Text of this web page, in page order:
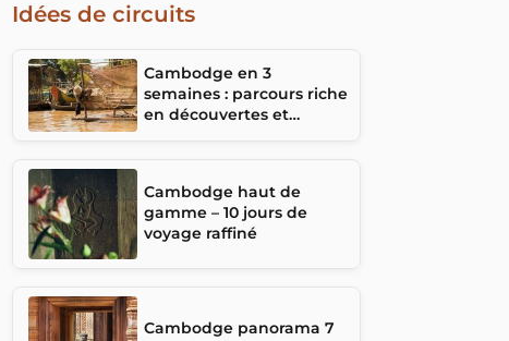
Idées de circuits
Cambodge en 3
semaines : parcours riche
en découvertes et
Cambodge haut de
gamme – 10 jours de
voyage raffiné
Cambodge panorama 7